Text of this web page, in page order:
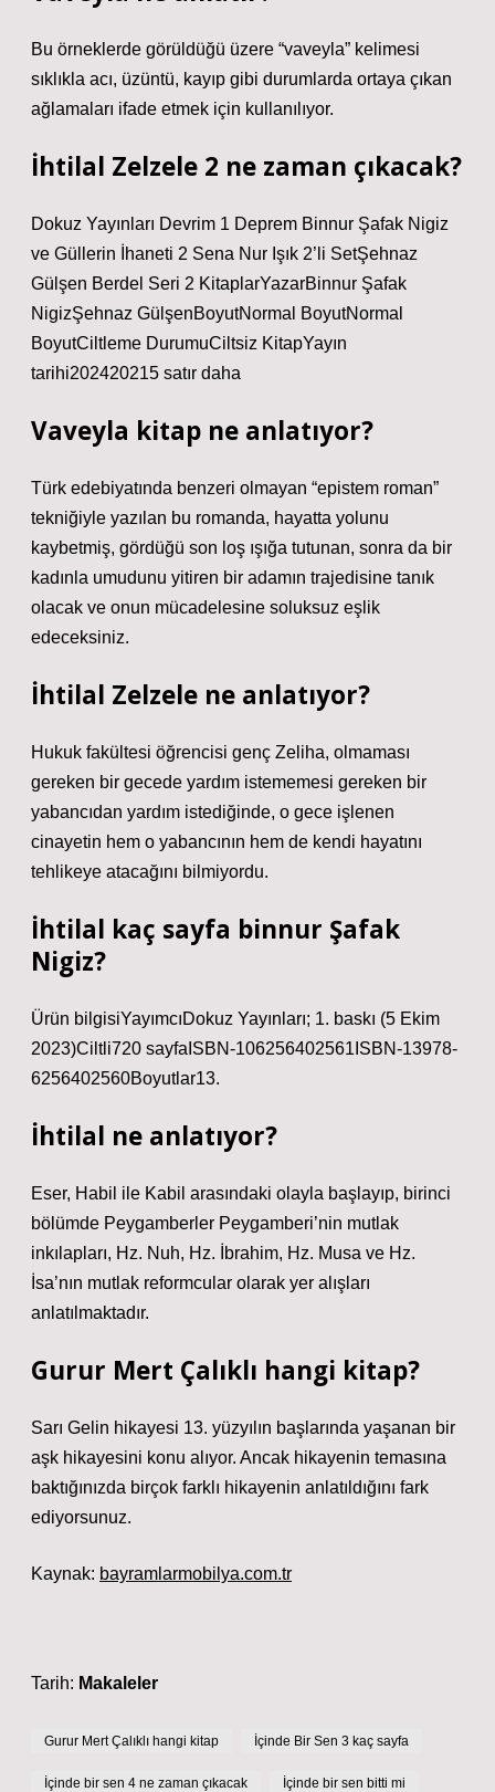
Bu örneklerde görüldüğü üzere “vaveyla” kelimesi
sıklıkla acı, üzüntü, kayıp gibi durumlarda ortaya çıkan
ağlamaları ifade etmek için kullanılıyor.
İhtilal Zelzele 2 ne zaman çıkacak?
Dokuz Yayınları Devrim 1 Deprem Binnur Şafak Nigiz
ve Güllerin İhaneti 2 Sena Nur Işık 2’li SetŞehnaz
Gülşen Berdel Seri 2 KitaplarYazarBinnur Şafak
NigizŞehnaz GülşenBoyutNormal BoyutNormal
BoyutCiltleme DurumuCiltsiz KitapYayın
tarihi202420215 satır daha
Vaveyla kitap ne anlatıyor?
Türk edebiyatında benzeri olmayan “epistem roman”
tekniğiyle yazılan bu romanda, hayatta yolunu
kaybetmiş, gördüğü son loş ışığa tutunan, sonra da bir
kadınla umudunu yitiren bir adamın trajedisine tanık
olacak ve onun mücadelesine soluksuz eşlik
edeceksiniz.
İhtilal Zelzele ne anlatıyor?
Hukuk fakültesi öğrencisi genç Zeliha, olmaması
gereken bir gecede yardım istememesi gereken bir
yabancıdan yardım istediğinde, o gece işlenen
cinayetin hem o yabancının hem de kendi hayatını
tehlikeye atacağını bilmiyordu.
İhtilal kaç sayfa binnur Şafak
Nigiz?
Ürün bilgisiYayımcı‎Dokuz Yayınları; 1. baskı (5 Ekim
2023)Ciltli‎720 sayfaISBN-10‎6256402561ISBN-13‎978-
6256402560Boyutlar‎13.
İhtilal ne anlatıyor?
Eser, Habil ile Kabil arasındaki olayla başlayıp, birinci
bölümde Peygamberler Peygamberi’nin mutlak
inkılapları, Hz. Nuh, Hz. İbrahim, Hz. Musa ve Hz.
İsa’nın mutlak reformcular olarak yer alışları
anlatılmaktadır.
Gurur Mert Çalıklı hangi kitap?
Sarı Gelin hikayesi 13. yüzyılın başlarında yaşanan bir
aşk hikayesini konu alıyor. Ancak hikayenin temasına
baktığınızda birçok farklı hikayenin anlatıldığını fark
ediyorsunuz.
Kaynak: bayramlarmobilya.com.tr
Tarih: Makaleler
Gurur Mert Çalıklı hangi kitap İçinde Bir Sen 3 kaç sayfa
İçinde bir sen 4 ne zaman çıkacak İçinde bir sen bitti mi